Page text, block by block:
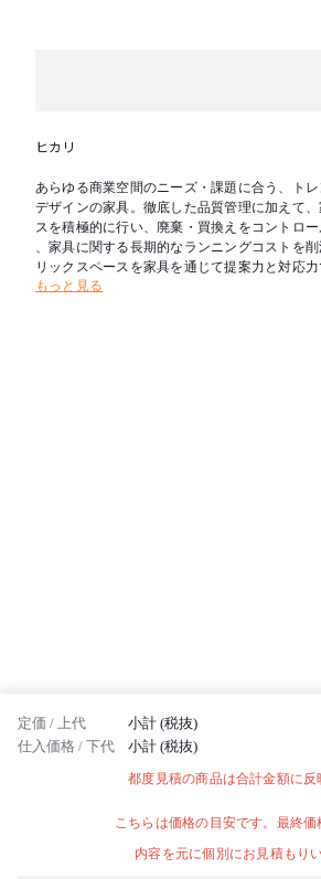
ヒカリ
あらゆる商業空間のニーズ・課題に合う、ト
デザインの家具。徹底した品質管理に加えて
スを積極的に行い、廃棄・買換えをコントロ
、家具に関する長期的なランニングコストを
リックスペースを家具を通じて提案力と対応力
もっと見る
定価 / 上代 小計 (税抜)
仕入価格 / 下代 小計 (税抜)
都度見積の商品は合計金額に反
こちらは価格の目安です。最終
内容を元に個別にお見積もり